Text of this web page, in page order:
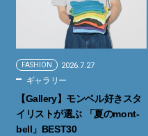
FASHION 2026.7.27
ギャラリー
【Gallery】モンベル好きスタ
イリストが選ぶ 「夏のmont-
bell」BEST30